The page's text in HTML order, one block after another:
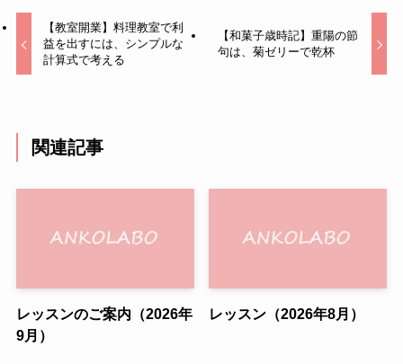
【教室開業】料理教室で利
益を出すには、シンプルな
計算式で考える
【和菓子歳時記】重陽の節
句は、菊ゼリーで乾杯
関連記事
レッスンのご案内（2026年
9月）
レッスン（2026年8月）